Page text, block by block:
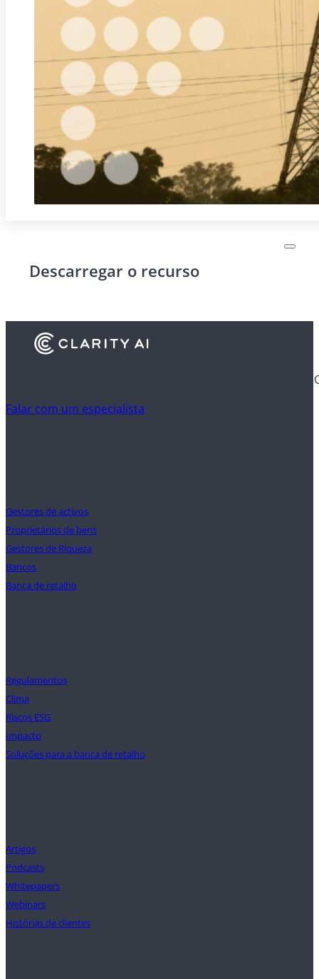
Descarregar o recurso
Descubra como é que as instituições financeiras
Falar com um especialista
Gestores de activos
Proprietários de bens
Gestores de Riqueza
Bancos
Banca de retalho
Regulamentos
Clima
Riscos ESG
Impacto
Soluções para a banca de retalho
Artigos
Podcasts
Whitepapers
Webinars
Histórias de clientes